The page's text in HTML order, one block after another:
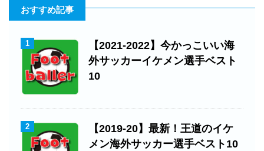
おすすめ記事
1
【2021-2022】今かっこいい海
外サッカーイケメン選手ベスト
10
2
【2019-20】最新！王道のイケ
メン海外サッカー選手ベスト10